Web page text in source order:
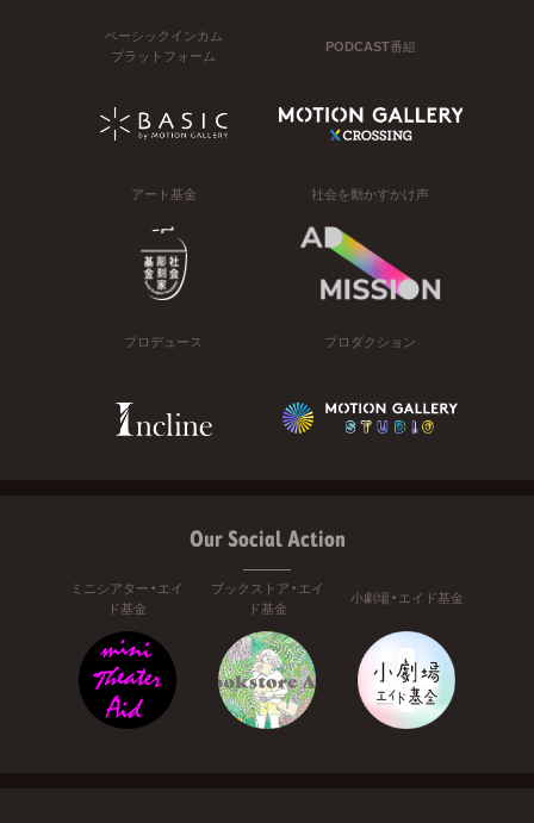
ベーシックインカム
プラットフォーム
PODCAST番組
アート基金 社会を動かすかけ声
プロデュース プロダクション
Our Social Action
ミニシアター・エイ
ド基金
ブックストア・エイ
ド基金
小劇場・エイド基金